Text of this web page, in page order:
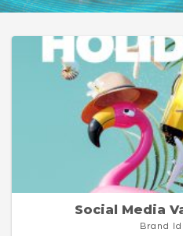
Social Media
Brand